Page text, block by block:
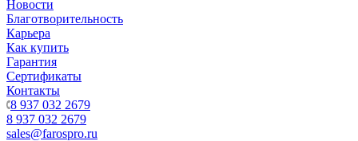
Новости
Благотворительность
Карьера
Как купить
Гарантия
Сертификаты
Контакты
8 937 032 2679
8 937 032 2679
sales@farospro.ru